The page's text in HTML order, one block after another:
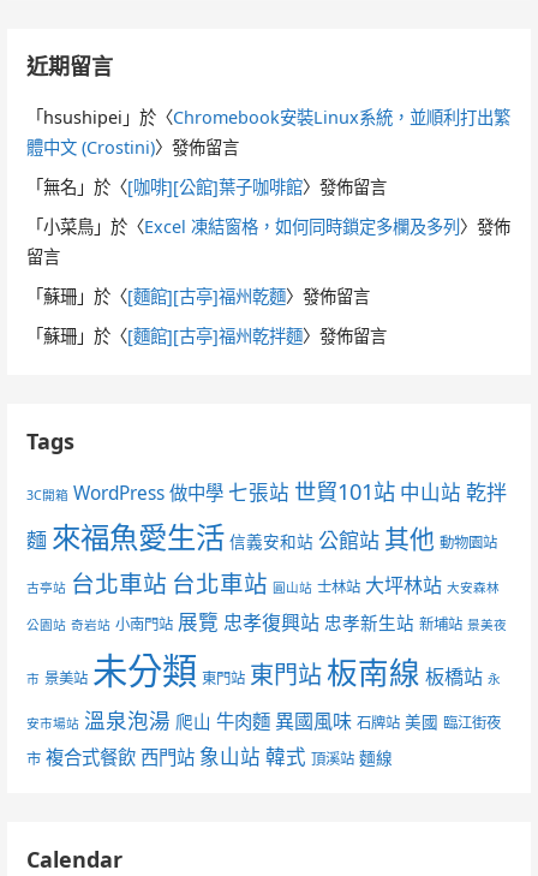
近期留言
「hsushipei 」於〈Chromebook安裝Linux系統，並順利打出繁
體中文 (Crostini)〉發佈留言
「無名 」於〈[咖啡][公館]葉子咖啡館〉發佈留言
「小菜鳥 」於〈Excel 凍結窗格，如何同時鎖定多欄及多列〉發佈
留言
「蘇珊 」於〈[麵館][古亭]福州乾麵〉發佈留言
「蘇珊 」於〈[麵館][古亭]福州乾拌麵〉發佈留言
Tags
3C開箱 WordPress 做中學 七張站 世貿101站 中山站 乾拌
麵 來福魚愛生活 信義安和站 公館站 其他 動物園站
古亭站 台北車站 台北車站 圓山站 士林站 大坪林站 大安森林
公園站 奇岩站 小南門站 展覽 忠孝復興站 忠孝新生站 新埔站 景美夜
市 景美站 未分類 東門站 東門站板南線 板橋站 永
安市場站 溫泉泡湯 爬山 牛肉麵 異國風味 石牌站 美國 臨江街夜
市 複合式餐飲 西門站 象山站 韓式 頂溪站 麵線
Calendar